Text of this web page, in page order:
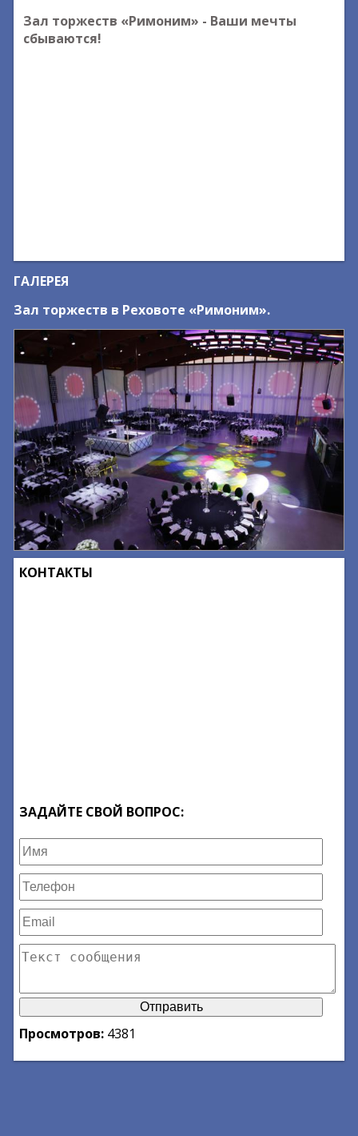
Зал торжеств «Римоним» - Ваши мечты
сбываются!
ГАЛЕРЕЯ
Зал торжеств в Реховоте «Римоним».
КОНТАКТЫ
ЗАДАЙТЕ СВОЙ ВОПРОС:
Просмотров: 4381